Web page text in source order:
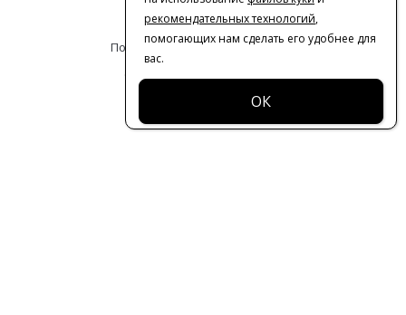
Политика конфиденциальности
© 2016-2026 | VERESK studio
рекомендательных технологий,
помогающих нам сделать его удобнее для
вас.